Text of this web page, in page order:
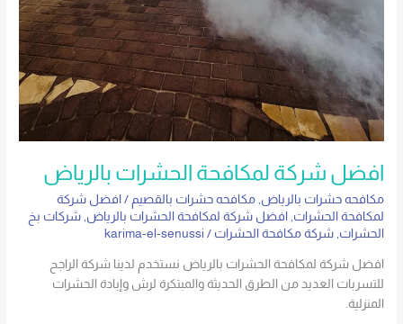
افضل شركة لمكافحة الحشرات بالرياض
مكافحه حشرات بالرياض ,مكافحه حشرات بالقصيم / افضل شركة
لمكافحة الحشرات
افضل شركة لمكافحة الحشرات بالرياض ,شركات بخ
الحشرات ,شركة مكافحة الحشرات /
karima-el-senussi
افضل شركة لمكافحة الحشرات بالرياض نستخدم لدينا شركة الراجح
للتسربات العديد من الطرق الحديثة والمبتكرة لرش وإبادة الحشرات
المنزلية.